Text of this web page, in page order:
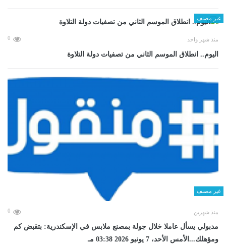
غير مصنف
منذ شهر واحد 0
اليوم.. انطلاق الموسم الثاني من تصفيات دولة التلاوة
غير مصنف
منذ شهرين 0
مدبولي يسأل عاملا خلال جولة بمصنع ملابس في الإسكندرية: بتقبض كم
ومؤهلك...الأمس الأحد، 7 يونيو 2026 03:38 مـ